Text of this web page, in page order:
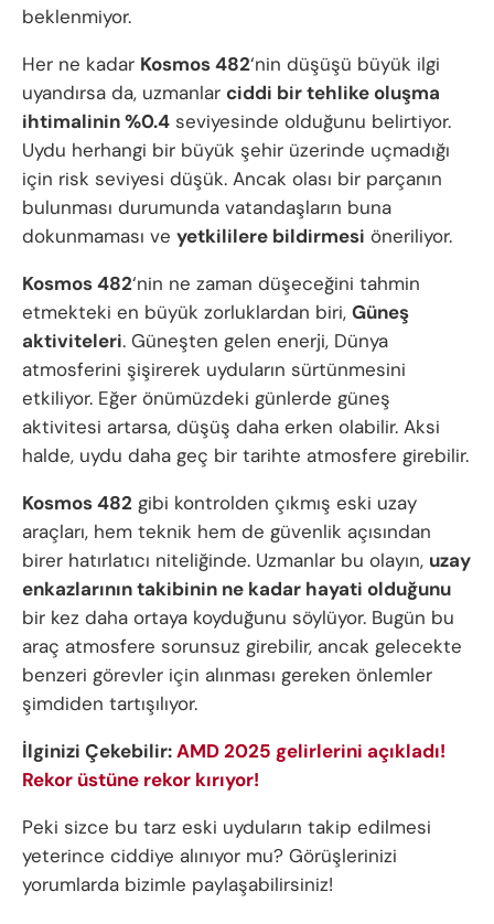
beklenmiyor.
Her ne kadar Kosmos 482‘nin düşüşü büyük ilgi
uyandırsa da, uzmanlar ciddi bir tehlike oluşma
ihtimalinin %0.4 seviyesinde olduğunu belirtiyor.
Uydu herhangi bir büyük şehir üzerinde uçmadığı
için risk seviyesi düşük. Ancak olası bir parçanın
bulunması durumunda vatandaşların buna
dokunmaması ve yetkililere bildirmesi öneriliyor.
Kosmos 482‘nin ne zaman düşeceğini tahmin
etmekteki en büyük zorluklardan biri, Güneş
aktiviteleri. Güneşten gelen enerji, Dünya
atmosferini şişirerek uyduların sürtünmesini
etkiliyor. Eğer önümüzdeki günlerde güneş
aktivitesi artarsa, düşüş daha erken olabilir. Aksi
halde, uydu daha geç bir tarihte atmosfere girebilir.
Kosmos 482 gibi kontrolden çıkmış eski uzay
araçları, hem teknik hem de güvenlik açısından
birer hatırlatıcı niteliğinde. Uzmanlar bu olayın, uzay
enkazlarının takibinin ne kadar hayati olduğunu
bir kez daha ortaya koyduğunu söylüyor. Bugün bu
araç atmosfere sorunsuz girebilir, ancak gelecekte
benzeri görevler için alınması gereken önlemler
şimdiden tartışılıyor.
İlginizi Çekebilir:AMD 2025 gelirlerini açıkladı!
Rekor üstüne rekor kırıyor!
Peki sizce bu tarz eski uyduların takip edilmesi
yeterince ciddiye alınıyor mu? Görüşlerinizi
yorumlarda bizimle paylaşabilirsiniz!